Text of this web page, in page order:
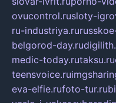
ovucontrol.rusloty-
ru-industriya.ru
belgorod-day.ru
medic-today.rutaksu.ru
teensvoice.ru
eva-elfie.rufoto-tur.ru